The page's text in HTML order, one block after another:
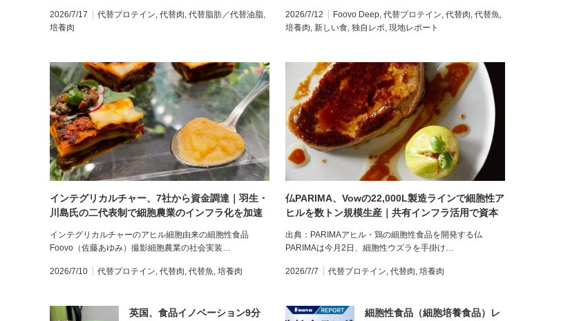
2026/7/17 代替プロテイン, 代替肉, 代替脂肪／代替油脂,
培養肉
2026/7/12 Foovo Deep, 代替プロテイン, 代替肉, 代替魚,
培養肉, 新しい食, 独自レポ, 現地レポート
インテグリカルチャー、7社から資金調達｜羽生・
川島氏の二代表制で細胞農業のインフラ化を加速
インテグリカルチャーのアヒル細胞由来の細胞性食品
Foovo（佐藤あゆみ）撮影細胞農業の社会実装…
2026/7/10 代替プロテイン, 代替肉, 代替魚, 培養肉
仏PARIMA、Vowの22,000L製造ラインで細胞性ア
ヒルを数トン規模生産｜共有インフラ活用で資本
出典：PARIMAアヒル・鶏の細胞性食品を開発する仏
PARIMAは今月2日、細胞性ウズラを手掛け…
2026/7/7 代替プロテイン, 代替肉, 培養肉
英国、食品イノベーション9分
細胞性食品（細胞培養食品）レ